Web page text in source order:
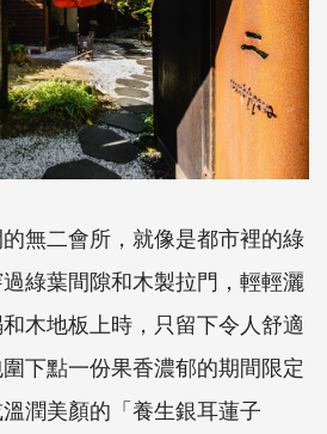
無二會所，就像是都市裡的綠
綠葉間隙和木製拉門，輕輕灑
木地板上時，只留下令人舒適
下點一份果香濃郁的期間限定
溫潤美顏的「養生銀耳蓮子